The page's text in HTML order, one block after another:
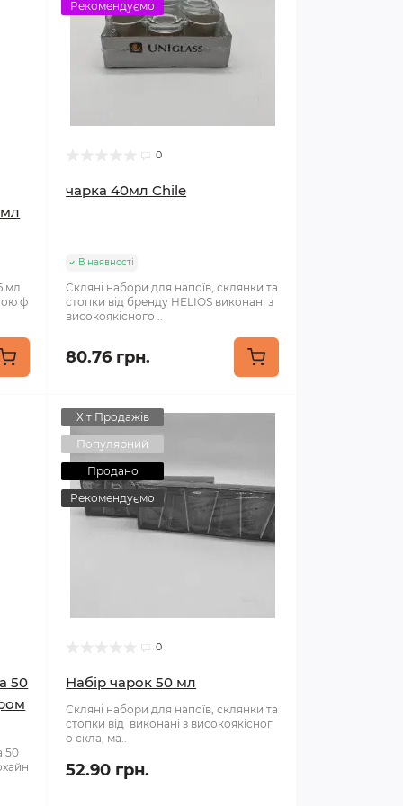
мл
ф
Рекомендуємо
0
чарка 40мл Chile
В наявності
Скляні набори для напоїв, склянки та
стопки від бренду HELIOS виконані з
високоякісного ..
80.76 грн.
50
50
Хіт Продажів
Популярний
Продано
Рекомендуємо
0
Набір чарок 50 мл
Скляні набори для напоїв, склянки та
стопки від виконані з високоякісног
о скла, ма..
52.90 грн.